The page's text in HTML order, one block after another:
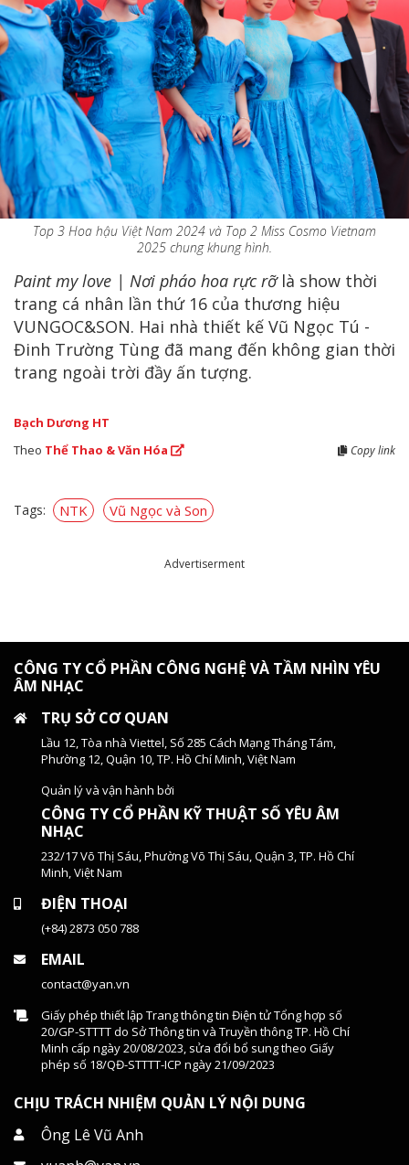
Top 3 Hoa hậu Việt Nam 2024 và Top 2 Miss Cosmo Vietnam
2025 chung khung hình.
Paint my love | Nơi pháo hoa rực rỡlà show thời
trang cá nhân lần thứ 16 của thương hiệu
VUNGOC&SON. Hai nhà thiết kế Vũ Ngọc Tú -
Đinh Trường Tùng đã mang đến không gian thời
trang ngoài trời đầy ấn tượng.
Bạch Dương HT
Theo Thể Thao & Văn Hóa Copy link
Tags: NTK Vũ Ngọc và Son
Advertiserment
CÔNG TY CỔ PHẦN CÔNG NGHỆ VÀ TẦM NHÌN YÊU
ÂM NHẠC
TRỤ SỞ CƠ QUAN
Lầu 12, Tòa nhà Viettel, Số 285 Cách Mạng Tháng Tám,
Phường 12, Quận 10, TP. Hồ Chí Minh, Việt Nam
Quản lý và vận hành bởi
CÔNG TY CỔ PHẦN KỸ THUẬT SỐ YÊU ÂM
NHẠC
232/17 Võ Thị Sáu, Phường Võ Thị Sáu, Quận 3, TP. Hồ Chí
Minh, Việt Nam
ĐIỆN THOẠI
(+84) 2873 050 788
EMAIL
contact@yan.vn
Giấy phép thiết lập Trang thông tin Điện tử Tổng hợp số
20/GP-STTTT do Sở Thông tin và Truyền thông TP. Hồ Chí
Minh cấp ngày 20/08/2023, sửa đổi bổ sung theo Giấy
phép số 18/QĐ-STTTT-ICP ngày 21/09/2023
CHỊU TRÁCH NHIỆM QUẢN LÝ NỘI DUNG
Ông Lê Vũ Anh